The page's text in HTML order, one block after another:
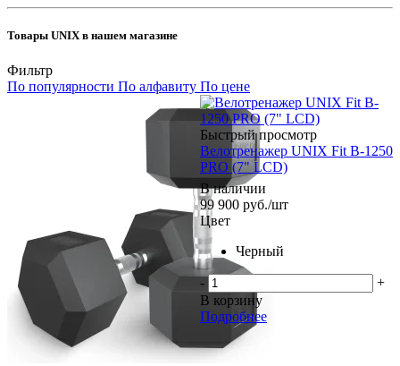
Товары UNIX в нашем магазине
Фильтр
По популярности По алфавиту По цене
Быстрый просмотр
Велотренажер UNIX Fit B-1250
PRO (7" LCD)
В наличии
99 900 руб./шт
Цвет
Черный
-
+
В корзину
Подробнее